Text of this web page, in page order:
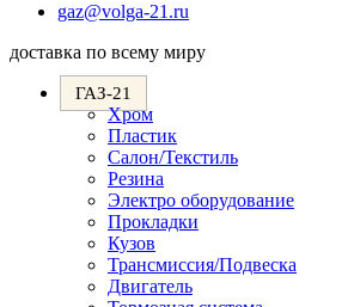
gaz@volga-21.ru
вашем
доставка по всему миру
ГАЗ-21
Хром
Пластик
Салон/Текстиль
Резина
Электро оборудование
Прокладки
Кузов
Трансмиссия/Подвеска
Двигатель